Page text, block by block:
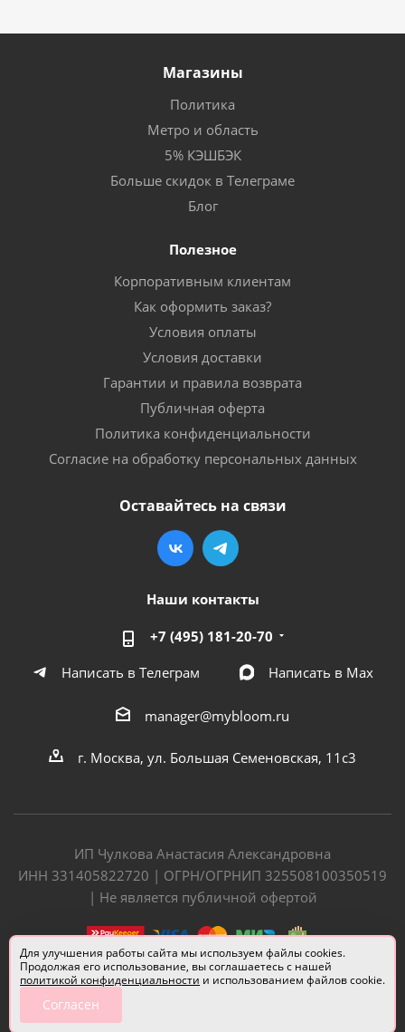
Магазины
Политика
Метро и область
5% КЭШБЭК
Больше скидок в Телеграме
Блог
Полезное
Корпоративным клиентам
Как оформить заказ?
Условия оплаты
Условия доставки
Гарантии и правила возврата
Публичная оферта
Политика конфиденциальности
Согласие на обработку персональных данных
Оставайтесь на связи
Наши контакты
+7 (495) 181-20-70
Написать в Телеграм
Написать в Мах
manager@mybloom.ru
г. Москва, ул. Большая Семеновская, 11с3
ИП Чулкова Анастасия Александровна
ИНН 331405822720 | ОГРН/ОГРНИП 325508100350519
| Не является публичной офертой
Разработчик сайта —
Для улучшения работы сайта мы используем файлы cookies.
Продолжая его использование, вы соглашаетесь с нашей
политикой конфиденциальности и использованием файлов cookie.
Согласен